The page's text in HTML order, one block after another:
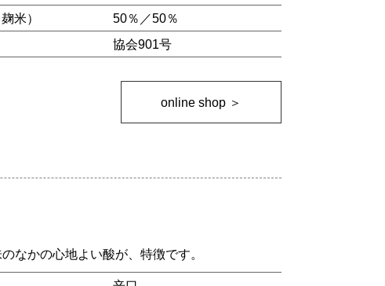
米）
50％／50％
協会901号
online shop ＞
なかの心地よい酸が、特徴です。